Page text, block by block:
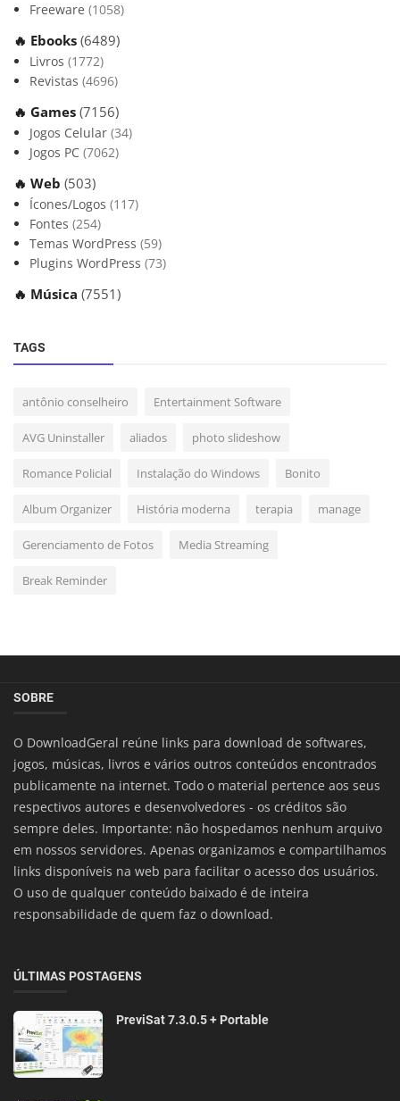
Freeware (1058)
🔥 Ebooks (6489)
Livros (1772)
Revistas (4696)
🔥 Games (7156)
Jogos Celular (34)
Jogos PC (7062)
🔥 Web (503)
Ícones/Logos (117)
Fontes (254)
Temas WordPress (59)
Plugins WordPress (73)
🔥 Música (7551)
TAGS
antônio conselheiro Entertainment Software
AVG Uninstaller aliados photo slideshow
Romance Policial Instalação do Windows Bonito
Album Organizer História moderna terapia manage
Gerenciamento de Fotos Media Streaming
Break Reminder
SOBRE
O DownloadGeral reúne links para download de softwares,
jogos, músicas, livros e vários outros conteúdos encontrados
publicamente na internet. Todo o material pertence aos seus
respectivos autores e desenvolvedores - os créditos são
sempre deles. Importante: não hospedamos nenhum arquivo
em nossos servidores. Apenas organizamos e compartilhamos
links disponíveis na web para facilitar o acesso dos usuários.
O uso de qualquer conteúdo baixado é de inteira
responsabilidade de quem faz o download.
ÚLTIMAS POSTAGENS
PreviSat 7.3.0.5 + Portable